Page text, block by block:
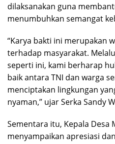
dilaksanakan guna
menumbuhkan semangat
“Karya bakti ini merupakan
terhadap masyarakat.
seperti ini, kami berharap
baik antara TNI dan warga
menciptakan lingkungan
nyaman,” ujar Serka Sandy
Sementara itu, Kepala Desa
menyampaikan apresiasi